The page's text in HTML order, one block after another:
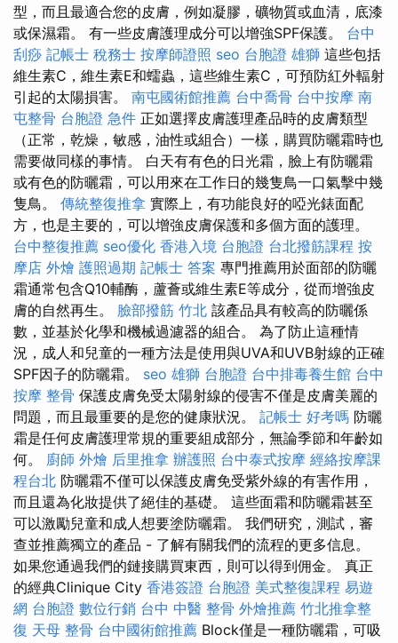
型，而且最適合您的皮膚，例如凝膠，礦物質或血清，底漆
或保濕霜。 有一些皮膚護理成分可以增強SPF保護。 台中
刮痧 記帳士 稅務士 按摩師證照 seo 台胞證 雄獅 這些包括
維生素C，維生素E和蠕蟲，這些維生素C，可預防紅外輻射
引起的太陽損害。 南屯國術館推薦 台中喬骨 台中按摩 南
屯整骨 台胞證 急件 正如選擇皮膚護理產品時的皮膚類型
（正常，乾燥，敏感，油性或組合）一樣，購買防曬霜時也
需要做同樣的事情。 白天有有色的日光霜，臉上有防曬霜
或有色的防曬霜，可以用來在工作日的幾隻鳥一口氣擊中幾
隻鳥。 傳統整復推拿 實際上，有功能良好的啞光錶面配
方，也是主要的，可以增強皮膚保護和多個方面的護理。
台中整復推薦 seo優化 香港入境 台胞證 台北撥筋課程 按
摩店 外燴 護照過期 記帳士 答案 專門推薦用於面部的防曬
霜通常包含Q10輔酶，蘆薈或維生素E等成分，從而增強皮
膚的自然再生。 臉部撥筋 竹北 該產品具有較高的防曬係
數，並基於化學和機械過濾器的組合。 為了防止這種情
況，成人和兒童的一種方法是使用與UVA和UVB射線的正確
SPF因子的防曬霜。 seo 雄獅 台胞證 台中排毒養生館 台中
按摩 整骨 保護皮膚免受太陽射線的侵害不僅是皮膚美麗的
問題，而且最重要的是您的健康狀況。 記帳士 好考嗎 防曬
霜是任何皮膚護理常規的重要組成部分，無論季節和年齡如
何。 廚師 外燴 后里推拿 辦護照 台中泰式按摩 經絡按摩課
程台北 防曬霜不僅可以保護皮膚免受紫外線的有害作用，
而且還為化妝提供了絕佳的基礎。 這些面霜和防曬霜甚至
可以激勵兒童和成人想要塗防曬霜。 我們研究，測試，審
查並推薦獨立的產品 - 了解有關我們的流程的更多信息。
如果您通過我們的鏈接購買東西，則可以得到佣金。 真正
的經典Clinique City 香港簽證 台胞證 美式整復課程 易遊
網 台胞證 數位行銷 台中 中醫 整骨 外燴推薦 竹北推拿整
復 天母 整骨 台中國術館推薦 Block僅是一種防曬霜，可吸